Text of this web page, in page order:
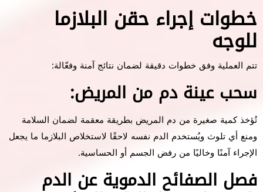
خطوات إجراء حقن البلازما
للوجه
تتم العملية وفق خطوات دقيقة لضمان نتائج آمنة وفعّالة:
سحب عينة دم من المريض:
تُؤخذ كمية صغيرة من دم المريض بطريقة معقمة لضمان السلامة
ومنع أي تلوث ويُستخدم الدم نفسه لاحقًا لاستخلاص البلازما ما يجعل
الإجراء آمنًا وخاليًا من رفض الجسم أو الحساسية.
فصل الصفائح الدموية عن الدم